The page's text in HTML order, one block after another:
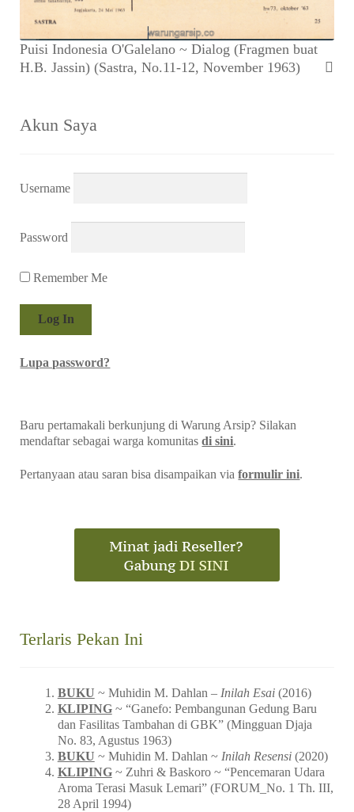
Puisi Indonesia O'Galelano ~ Dialog (Fragmen buat
H.B. Jassin) (Sastra, No.11-12, November 1963)
Akun Saya
Username
Password
Remember Me
Lupa password?
Baru pertamakali berkunjung di Warung Arsip? Silakan
mendaftar sebagai warga komunitasdi sini.
Pertanyaan atau saran bisa disampaikan viaformulir ini.
Terlaris Pekan Ini
BUKU ~ Muhidin M. Dahlan – Inilah Esai(2016)
KLIPING~ “Ganefo: Pembangunan Gedung Baru
dan Fasilitas Tambahan di GBK” (Mingguan Djaja
No. 83, Agustus 1963)
BUKU ~ Muhidin M. Dahlan ~ Inilah Resensi(2020)
KLIPING~ Zuhri & Baskoro ~ “Pencemaran Udara
Aroma Terasi Masuk Lemari” (FORUM_No. 1 Th. III,
28 April 1994)